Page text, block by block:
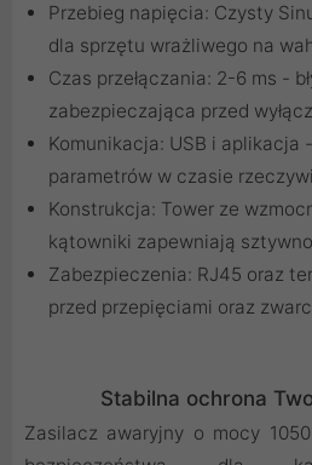
Przebieg napięcia: Czysty
dla sprzętu wrażliwego na
Czas przełączania: 2-6 ms -
zabezpieczająca przed
Komunikacja: USB i aplikacja
parametrów w czasie
Konstrukcja: Tower ze
kątowniki zapewniają
Zabezpieczenia: RJ45 oraz
przed przepięciami oraz
Stabilna ochrona
Zasilacz awaryjny o mocy